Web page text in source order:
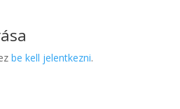
be kell jelentkezni.